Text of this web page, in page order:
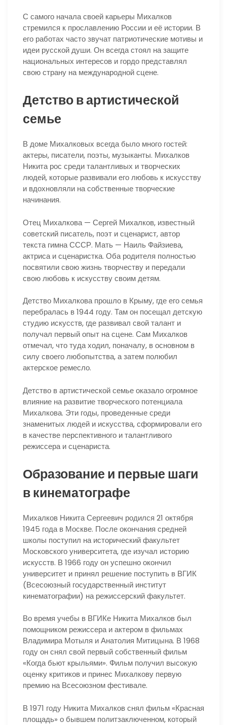
С самого начала своей карьеры Михалков
стремился к прославлению России и её истории. В
его работах часто звучат патриотические мотивы и
идеи русской души. Он всегда стоял на защите
национальных интересов и гордо представлял
свою страну на международной сцене.
Детство в артистической
семье
В доме Михалковых всегда было много гостей:
актеры, писатели, поэты, музыканты. Михалков
Никита рос среди талантливых и творческих
людей, которые развивали его любовь к искусству
и вдохновляли на собственные творческие
начинания.
Отец Михалкова — Сергей Михалков, известный
советский писатель, поэт и сценарист, автор
текста гимна СССР. Мать — Наиль Файзиева,
актриса и сценаристка. Оба родителя полностью
посвятили свою жизнь творчеству и передали
свою любовь к искусству своим детям.
Детство Михалкова прошло в Крыму, где его семья
перебралась в 1944 году. Там он посещал детскую
студию искусств, где развивал свой талант и
получал первый опыт на сцене. Сам Михалков
отмечал, что туда ходил, поначалу, в основном в
силу своего любопытства, а затем полюбил
актерское ремесло.
Детство в артистической семье оказало огромное
влияние на развитие творческого потенциала
Михалкова. Эти годы, проведенные среди
знаменитых людей и искусства, сформировали его
в качестве перспективного и талантливого
режиссера и сценариста.
Образование и первые шаги
в кинематографе
Михалков Никита Сергеевич родился 21 октября
1945 года в Москве. После окончания средней
школы поступил на исторический факультет
Московского университета, где изучал историю
искусств. В 1966 году он успешно окончил
университет и принял решение поступить в ВГИК
(Всесоюзный государственный институт
кинематографии) на режиссерский факультет.
Во время учебы в ВГИКе Никита Михалков был
помощником режиссера и актером в фильмах
Владимира Мотыля и Анатолия Митицына. В 1968
году он снял свой первый собственный фильм
«Когда бьют крыльями». Фильм получил высокую
оценку критиков и принес Михалкову первую
премию на Всесоюзном фестивале.
В 1971 году Никита Михалков снял фильм «Красная
площадь» о бывшем политзаключенном, который